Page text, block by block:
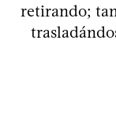
retirando;